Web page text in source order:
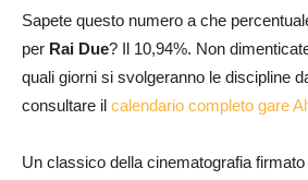
Sapete questo numero a che
per Rai Due? Il 10,94%. Non
quali giorni si svolgeranno le discipline
consultare il calendario completo gare
Un classico della cinematografia